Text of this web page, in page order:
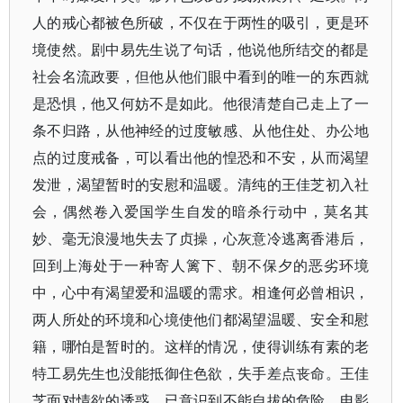
人的戒心都被色所破，不仅在于两性的吸引，更是环
境使然。剧中易先生说了句话，他说他所结交的都是
社会名流政要，但他从他们眼中看到的唯一的东西就
是恐惧，他又何妨不是如此。他很清楚自己走上了一
条不归路，从他神经的过度敏感、从他住处、办公地
点的过度戒备，可以看出他的惶恐和不安，从而渴望
发泄，渴望暂时的安慰和温暖。清纯的王佳芝初入社
会，偶然卷入爱国学生自发的暗杀行动中，莫名其
妙、毫无浪漫地失去了贞操，心灰意冷逃离香港后，
回到上海处于一种寄人篱下、朝不保夕的恶劣环境
中，心中有渴望爱和温暖的需求。相逢何必曾相识，
两人所处的环境和心境使他们都渴望温暖、安全和慰
籍，哪怕是暂时的。这样的情况，使得训练有素的老
特工易先生也没能抵御住色欲，失手差点丧命。王佳